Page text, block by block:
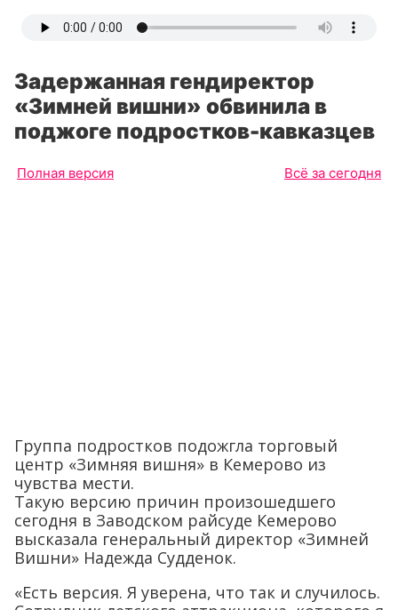
Задержанная гендиректор
«Зимней вишни» обвинила в
поджоге подростков-кавказцев
Полная версия Всё за сегодня
Группа подростков подожгла торговый
центр «Зимняя вишня» в Кемерово из
чувства мести.
Такую версию причин произошедшего
сегодня в Заводском райсуде Кемерово
высказала генеральный директор «Зимней
Вишни» Надежда Судденок.
«Есть версия. Я уверена, что так и случилось.